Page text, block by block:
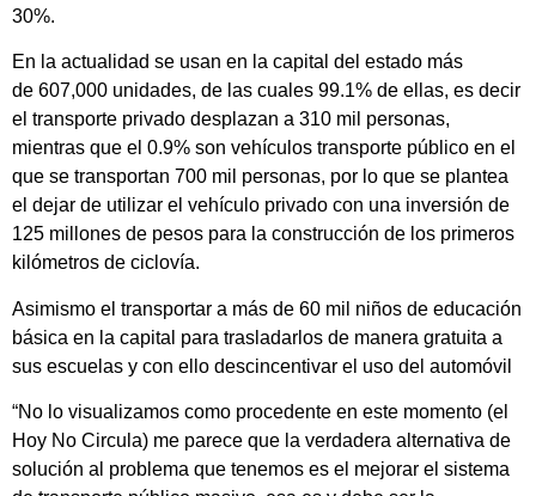
30%.
En la actualidad se usan en la capital del estado más
de 607,000 unidades, de las cuales 99.1% de ellas, es decir
el transporte privado desplazan a 310 mil personas,
mientras que el 0.9% son vehículos transporte público en el
que se transportan 700 mil personas, por lo que se plantea
el dejar de utilizar el vehículo privado con una inversión de
125 millones de pesos para la construcción de los primeros
kilómetros de ciclovía.
Asimismo el transportar a más de 60 mil niños de educación
básica en la capital para trasladarlos de manera gratuita a
sus escuelas y con ello descincentivar el uso del automóvil
“No lo visualizamos como procedente en este momento (el
Hoy No Circula) me parece que la verdadera alternativa de
solución al problema que tenemos es el mejorar el sistema